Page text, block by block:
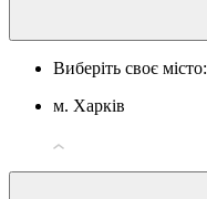
Виберіть своє місто:
м. Харків